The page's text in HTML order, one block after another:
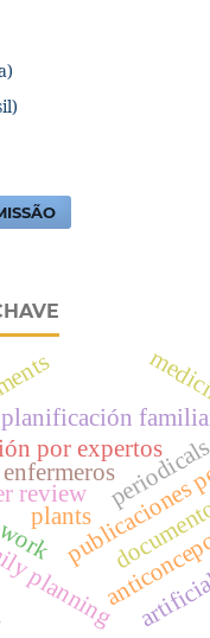
por expertos
planning
planificación
review
enfermeros
plants